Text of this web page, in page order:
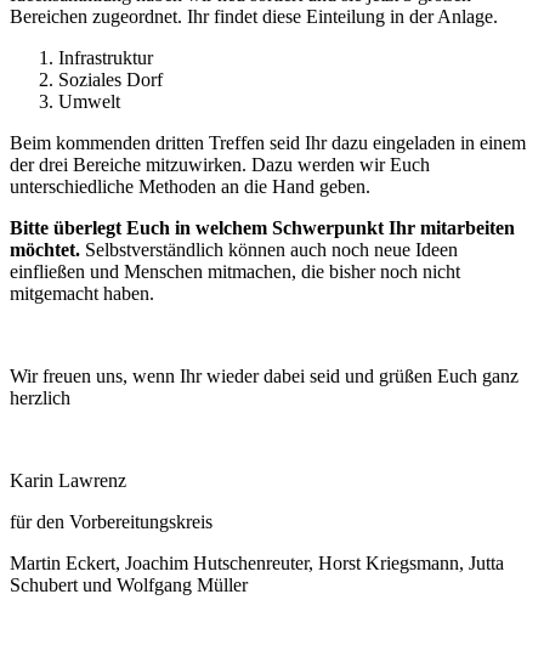
Bereichen zugeordnet. Ihr findet diese Einteilung in der Anlage.
Infrastruktur
Soziales Dorf
Umwelt
Beim kommenden dritten Treffen seid Ihr dazu eingeladen in einem
der drei Bereiche mitzuwirken. Dazu werden wir Euch
unterschiedliche Methoden an die Hand geben.
Bitte überlegt Euch in welchem Schwerpunkt Ihr mitarbeiten
möchtet. Selbstverständlich können auch noch neue Ideen
einfließen und Menschen mitmachen, die bisher noch nicht
mitgemacht haben.
Wir freuen uns, wenn Ihr wieder dabei seid und grüßen Euch ganz
herzlich
Karin Lawrenz
für den Vorbereitungskreis
Martin Eckert, Joachim Hutschenreuter, Horst Kriegsmann, Jutta
Schubert und Wolfgang Müller